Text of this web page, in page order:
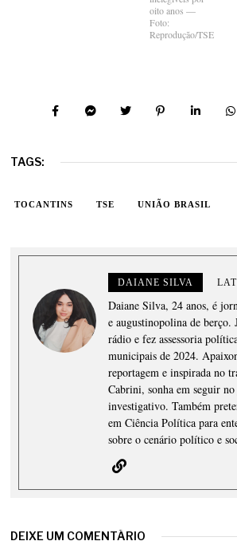
oito anos —
Foto:
Reprodução/TSE
TAGS:
TOCANTINS TSE UNIÃO BRASIL
DAIANE SILVA
Daiane Silva, 24 anos, é
e augustinopolina de berço.
rádio e fez assessoria
municipais de 2024.
reportagem e inspirada no
Cabrini, sonha em seguir
investigativo. Também
em Ciência Política para
sobre o cenário político e
DEIXE UM COMENTÁRIO